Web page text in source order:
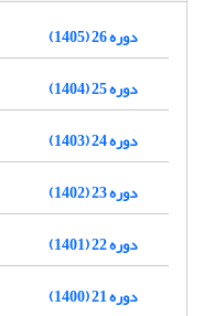
دوره 26 (1405)
دوره 25 (1404)
دوره 24 (1403)
دوره 23 (1402)
دوره 22 (1401)
دوره 21 (1400)